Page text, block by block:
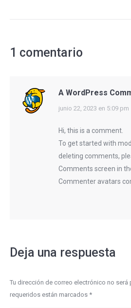
1 comentario
A WordPress
dice:
junio 22, 2023 en 5:09 pm
Hi, this is a comment.
To get started with
deleting comments,
Comments screen in
Commenter avatars
Deja una respuesta
Tu dirección de correo electrónico no
requeridos están marcados *